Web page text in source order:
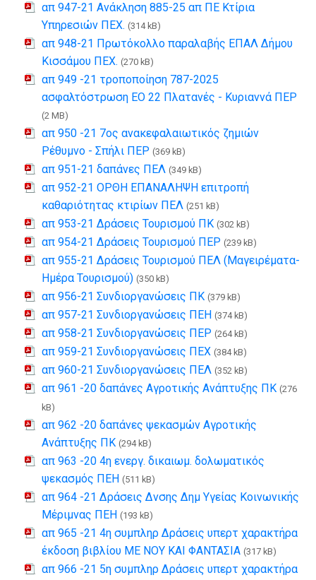
απ 947-21 Ανάκληση 885-25 απ ΠΕ Κτίρια
Υπηρεσιών ΠΕΧ. (314 kB)
απ 948-21 Πρωτόκολλο παραλαβής ΕΠΑΛ Δήμου
Κισσάμου ΠΕΧ. (270 kB)
απ 949 -21 τροποποίηση 787-2025
ασφαλτόστρωση ΕΟ 22 Πλατανές - Κυριαννά ΠΕΡ
(2 MB)
απ 950 -21 7ος ανακεφαλαιωτικός ζημιών
Ρέθυμνο - Σπήλι ΠΕΡ (369 kB)
απ 951-21 δαπάνες ΠΕΛ (349 kB)
απ 952-21 ΟΡΘΗ ΕΠΑΝΑΛΗΨΗ επιτροπή
καθαριότητας κτιρίων ΠΕΛ (251 kB)
απ 953-21 Δράσεις Τουρισμού ΠΚ (302 kB)
απ 954-21 Δράσεις Τουρισμού ΠΕΡ (239 kB)
απ 955-21 Δράσεις Τουρισμού ΠΕΛ (Μαγειρέματα-
Ημέρα Τουρισμού) (350 kB)
απ 956-21 Συνδιοργανώσεις ΠΚ (379 kB)
απ 957-21 Συνδιοργανώσεις ΠΕΗ (374 kB)
απ 958-21 Συνδιοργανώσεις ΠΕΡ (264 kB)
απ 959-21 Συνδιοργανώσεις ΠΕΧ (384 kB)
απ 960-21 Συνδιοργανώσεις ΠΕΛ (352 kB)
απ 961 -20 δαπάνες Αγροτικής Ανάπτυξης ΠΚ (276
kB)
απ 962 -20 δαπάνες ψεκασμών Αγροτικής
Ανάπτυξης ΠΚ (294 kB)
απ 963 -20 4η ενεργ. δικαιωμ. δολωματικός
ψεκασμός ΠΕΗ (511 kB)
απ 964 -21 Δράσεις Δνσης Δημ Υγείας Κοινωνικής
Μέριμνας ΠΕΗ (193 kB)
απ 965 -21 4η συμπληρ Δράσεις υπερτ χαρακτήρα
έκδοση βιβλίου ΜΕ ΝΟΥ ΚΑΙ ΦΑΝΤΑΣΙΑ (317 kB)
απ 966 -21 5η συμπληρ Δράσεις υπερτ χαρακτήρα